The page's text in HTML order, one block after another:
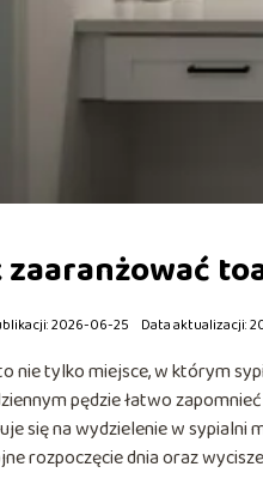
zaaranżować
2026-06-25 Data aktualizacji:
nie tylko miejsce, w którym
pędzie łatwo
się na wydzielenie w sypialni
rozpoczęcie dnia oraz